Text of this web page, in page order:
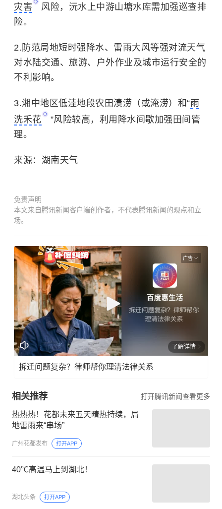
灾害
风险，沅水上中游山塘水库需加强巡查排
险。
2.防范局地短时强降水、雷雨大风等强对流天气
对水陆交通、旅游、户外作业及城市运行安全的
不利影响。
3.湘中地区低洼地段农田渍涝（或淹涝）和“雨
洗禾花
”风险较高，利用降水间歇加强田间管
理。
来源：湖南天气
免责声明
本文来自腾讯新闻客户端创作者，不代表腾讯新闻的观点和立
场。
广告
了解详情
拆迁问题复杂？律师帮你理清法律关系
相关推荐 打开腾讯新闻查看更多
热热热！花都未来五天晴热持续，局
地雷雨来“串场”
广州花都发布 打开APP
40℃高温马上到湖北！
湖北头条 打开APP